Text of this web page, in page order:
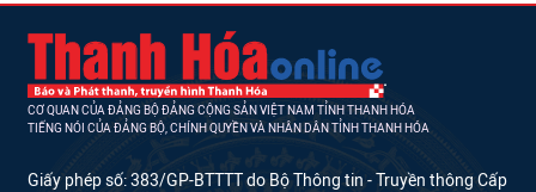
CƠ QUAN CỦA ĐẢNG BỘ ĐẢNG CỘNG SẢN VIỆT NAM TỈNH THANH HÓA
TIẾNG NÓI CỦA ĐẢNG BỘ, CHÍNH QUYỀN VÀ NHÂN DÂN TỈNH THANH HÓA
Giấy phép số: 383/GP-BTTTT do Bộ Thông tin - Truyền thông Cấp